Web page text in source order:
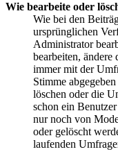
Wie bearbeite oder
Wie bei den
ursprünglichen
Administrator
bearbeiten, ändere
immer mit der
Stimme
löschen oder die
schon ein
nur noch von
oder gelöscht
laufenden